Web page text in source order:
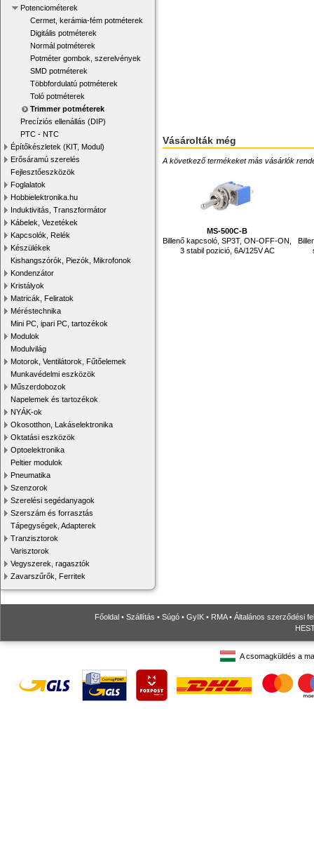
Potenciométerek
Cermet, kerámia-fém potméterek
Digitális potméterek
Normál potméterek
Potméter gombok, szerelvények
SMD potméterek
Többfordulatú potméterek
Toló potméterek
Trimmer potméterek
Precíziós ellenállás (DIP)
PTC - NTC
Építőkészletek (KIT, Modul)
Erősáramú szerelés
Fejlesztőeszközök
Foglalatok
Hobbielektronika.hu
Induktivitás, Transzformátor
Kábelek, Vezetékek
Kapcsolók, Relék
Készülékek
Kishangszórók, Piezók, Mikrofonok
Kondenzátor
Kristályok
Matricák, Feliratok
Méréstechnika
Mini PC, ipari PC, tartozékok
Modulok
Modulvilág
Motorok, Ventilátorok, Fűtőelemek
Munkavédelmi eszközök
Műszerdobozok
Napelemek és tartozékok
NYÁK-ok
Okosotthon, Lakáselektronika
Oktatási eszközök
Optoelektronika
Peltier modulok
Pneumatika
Szenzorok
Szerelési segédanyagok
Szerszám és forrasztás
Tápegységek, Adapterek
Tranzisztorok
Varisztorok
Vegyszerek, ragasztók
Zavarszűrők, Ferritek
Vásárolták még
A következő termékeket más vásárlók
MS-500C-B
Billenő kapcsoló, SP3T, ON-OFF-ON,
3 stabil pozició, 6A/125V AC
Főoldal • Szállítás • Súgó • GyIK • RMA• Általános szerződési
A csomagküldés a